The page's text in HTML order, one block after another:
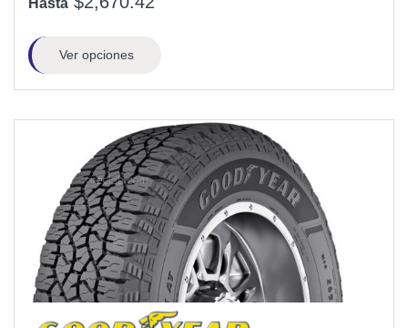
Hasta
Ver opciones